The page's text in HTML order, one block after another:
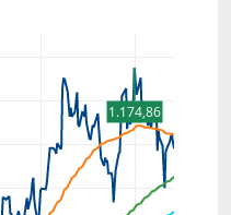
1.174,86